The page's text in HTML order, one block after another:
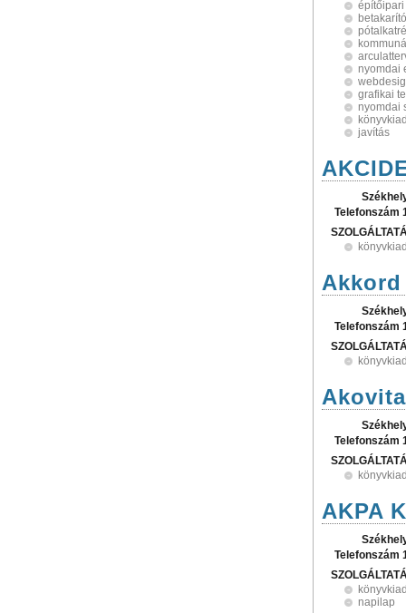
nyomdai
grafikai
nyomdai
javítás
Telefonszám
Telefonszám
Telefonszám
AKPA
Telefonszám
napilap